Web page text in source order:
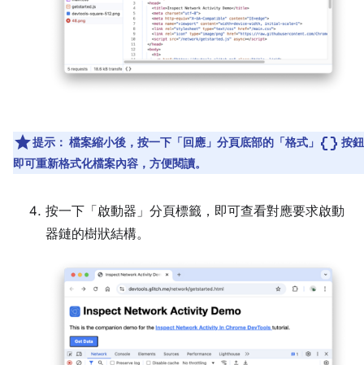
提示： 檔案縮小後，按一下「回應」分頁底部的「格式」 data_object 按
即可重新格式化檔案內容，方便閱讀。
按一下「啟動器」 分頁標籤，即可查看對應要求啟動
器鏈的樹狀結構。